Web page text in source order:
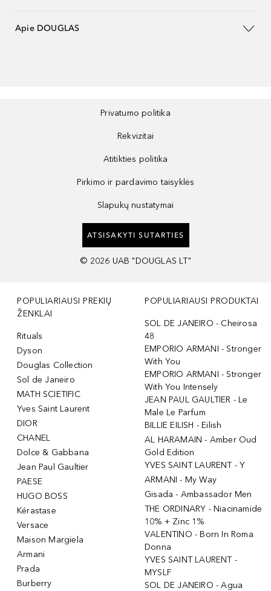
Apie DOUGLAS
Privatumo politika
Rekvizitai
Atitikties politika
Pirkimo ir pardavimo taisyklės
Slapukų nustatymai
ATSISAKYTI SUTARTIES
© 2026 UAB "DOUGLAS LT"
POPULIARIAUSI PREKIŲ
ŽENKLAI
Rituals
Dyson
Douglas Collection
Sol de Janeiro
MATH SCIETIFIC
Yves Saint Laurent
DIOR
CHANEL
Dolce & Gabbana
Jean Paul Gaultier
PAESE
HUGO BOSS
Kérastase
Versace
Maison Margiela
Armani
Prada
Burberry
POPULIARIAUSI PRODUKTAI
SOL DE JANEIRO - Cheirosa
48
EMPORIO ARMANI - Stronger
With You
EMPORIO ARMANI - Stronger
With You Intensely
JEAN PAUL GAULTIER - Le
Male Le Parfum
BILLIE EILISH - Eilish
AL HARAMAIN - Amber Oud
Gold Edition
YVES SAINT LAURENT - Y
ARMANI - My Way
Gisada - Ambassador Men
THE ORDINARY - Niacinamide
10% + Zinc 1%
VALENTINO - Born In Roma
Donna
YVES SAINT LAURENT -
MYSLF
SOL DE JANEIRO - Agua